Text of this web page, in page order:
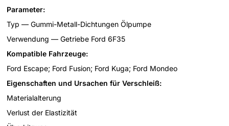
Parameter:
Typ — Gummi-Metall-Dichtungen Ölpumpe
Verwendung — Getriebe Ford 6F35
Kompatible Fahrzeuge:
Ford Escape; Ford Fusion; Ford Kuga; Ford Mondeo
Eigenschaften und Ursachen für Verschleiß:
Materialalterung
Verlust der Elastizität